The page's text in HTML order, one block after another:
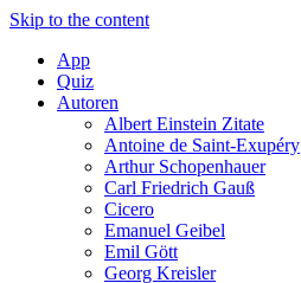
Skip to the content
App
Quiz
Autoren
Albert Einstein Zitate
Antoine de Saint-Exupéry
Arthur Schopenhauer
Carl Friedrich Gauß
Cicero
Emanuel Geibel
Emil Gött
Georg Kreisler